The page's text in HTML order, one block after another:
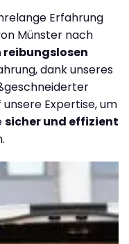
Erfahrung
Münster nach
dank unseres
unsere Expertise, um
sicher und effizient